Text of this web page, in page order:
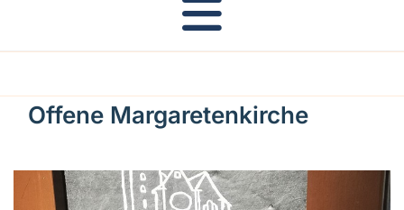
Offene Margaretenkirche